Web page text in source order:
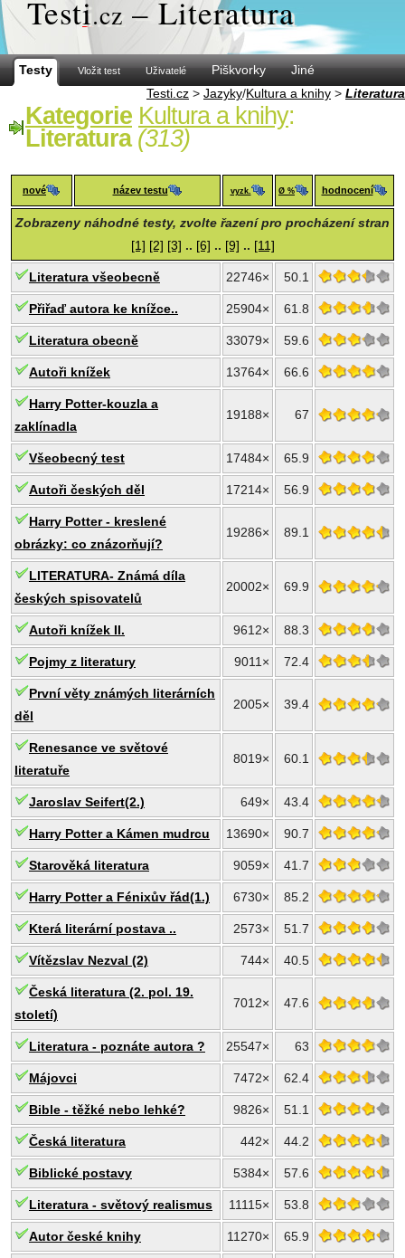
Testi.cz – Literatura
Testy Vložit test Uživatelé Piškvorky
Jiné
Testi.cz > Jazyky/Kultura a knihy > Literatura
Kategorie Kultura a knihy:
Literatura (313)
nové název testu vyzk. Ø % hodnocení
Zobrazeny náhodné testy, zvolte řazení pro procházení stran
[1] [2] [3] .. [6] .. [9] .. [11]
Literatura všeobecně 22746× 50.1
Přiřaď autora ke knížce.. 25904× 61.8
Literatura obecně 33079× 59.6
Autoři knížek 13764× 66.6
Harry Potter-kouzla a
zaklínadla
19188× 67
Všeobecný test 17484× 65.9
Autoři českých děl 17214× 56.9
Harry Potter - kreslené
obrázky: co znázorňují?
19286× 89.1
LITERATURA- Známá díla
českých spisovatelů
20002× 69.9
Autoři knížek II. 9612× 88.3
Pojmy z literatury 9011× 72.4
První věty známých literárních
děl
2005× 39.4
Renesance ve světové
literatuře
8019× 60.1
Jaroslav Seifert(2.) 649× 43.4
Harry Potter a Kámen mudrcu 13690× 90.7
Starověká literatura 9059× 41.7
Harry Potter a Fénixův řád(1.) 6730× 85.2
Která literární postava .. 2573× 51.7
Vítězslav Nezval (2) 744× 40.5
Česká literatura (2. pol. 19.
století)
7012× 47.6
Literatura - poznáte autora ? 25547× 63
Májovci 7472× 62.4
Bible - těžké nebo lehké? 9826× 51.1
Česká literatura 442× 44.2
Biblické postavy 5384× 57.6
Literatura - světový realismus 11115× 53.8
Autor české knihy 11270× 65.9